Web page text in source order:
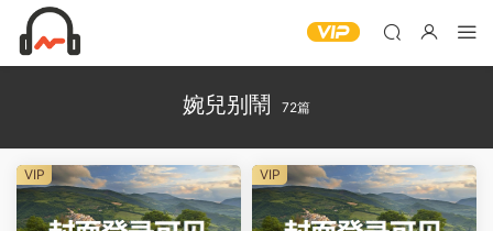
婉兒别鬧 72篇
VIP VIP